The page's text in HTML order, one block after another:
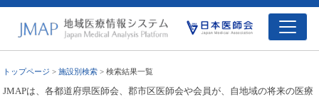
トップページ >施設別検索 > 検索結果一覧
JMAPは、各都道府県医師会、郡市区医師会や会員が、自地域の将来の医療